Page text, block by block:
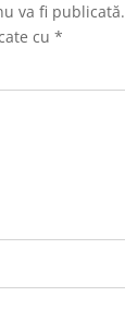
va fi publicată.
cu *